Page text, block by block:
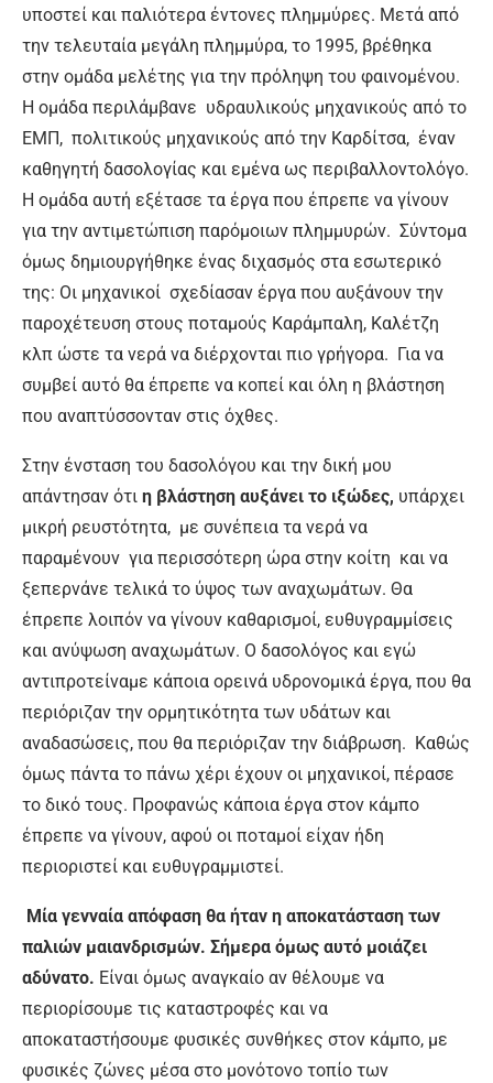
υποστεί και παλιότερα έντονες πλημμύρες. Μετά από
την τελευταία μεγάλη πλημμύρα, το 1995, βρέθηκα
στην ομάδα μελέτης για την πρόληψη του φαινομένου.
Η ομάδα περιλάμβανε υδραυλικούς μηχανικούς από το
ΕΜΠ, πολιτικούς μηχανικούς από την Καρδίτσα, έναν
καθηγητή δασολογίας και εμένα ως περιβαλλοντολόγο.
Η ομάδα αυτή εξέτασε τα έργα που έπρεπε να γίνουν
για την αντιμετώπιση παρόμοιων πλημμυρών. Σύντομα
όμως δημιουργήθηκε ένας διχασμός στα εσωτερικό
της: Οι μηχανικοί σχεδίασαν έργα που αυξάνουν την
παροχέτευση στους ποταμούς Καράμπαλη, Καλέτζη
κλπ ώστε τα νερά να διέρχονται πιο γρήγορα. Για να
συμβεί αυτό θα έπρεπε να κοπεί και όλη η βλάστηση
που αναπτύσσονταν στις όχθες.
Στην ένσταση του δασολόγου και την δική μου
απάντησαν ότι η βλάστηση αυξάνει το ιξώδες, υπάρχει
μικρή ρευστότητα, με συνέπεια τα νερά να
παραμένουν για περισσότερη ώρα στην κοίτη και να
ξεπερνάνε τελικά το ύψος των αναχωμάτων. Θα
έπρεπε λοιπόν να γίνουν καθαρισμοί, ευθυγραμμίσεις
και ανύψωση αναχωμάτων. Ο δασολόγος και εγώ
αντιπροτείναμε κάποια ορεινά υδρονομικά έργα, που θα
περιόριζαν την ορμητικότητα των υδάτων και
αναδασώσεις, που θα περιόριζαν την διάβρωση. Καθώς
όμως πάντα το πάνω χέρι έχουν οι μηχανικοί, πέρασε
το δικό τους. Προφανώς κάποια έργα στον κάμπο
έπρεπε να γίνουν, αφού οι ποταμοί είχαν ήδη
περιοριστεί και ευθυγραμμιστεί.
Μία γενναία απόφαση θα ήταν η αποκατάσταση των
παλιών μαιανδρισμών. Σήμερα όμως αυτό μοιάζει
αδύνατο. Είναι όμως αναγκαίο αν θέλουμε να
περιορίσουμε τις καταστροφές και να
αποκαταστήσουμε φυσικές συνθήκες στον κάμπο, με
φυσικές ζώνες μέσα στο μονότονο τοπίο των